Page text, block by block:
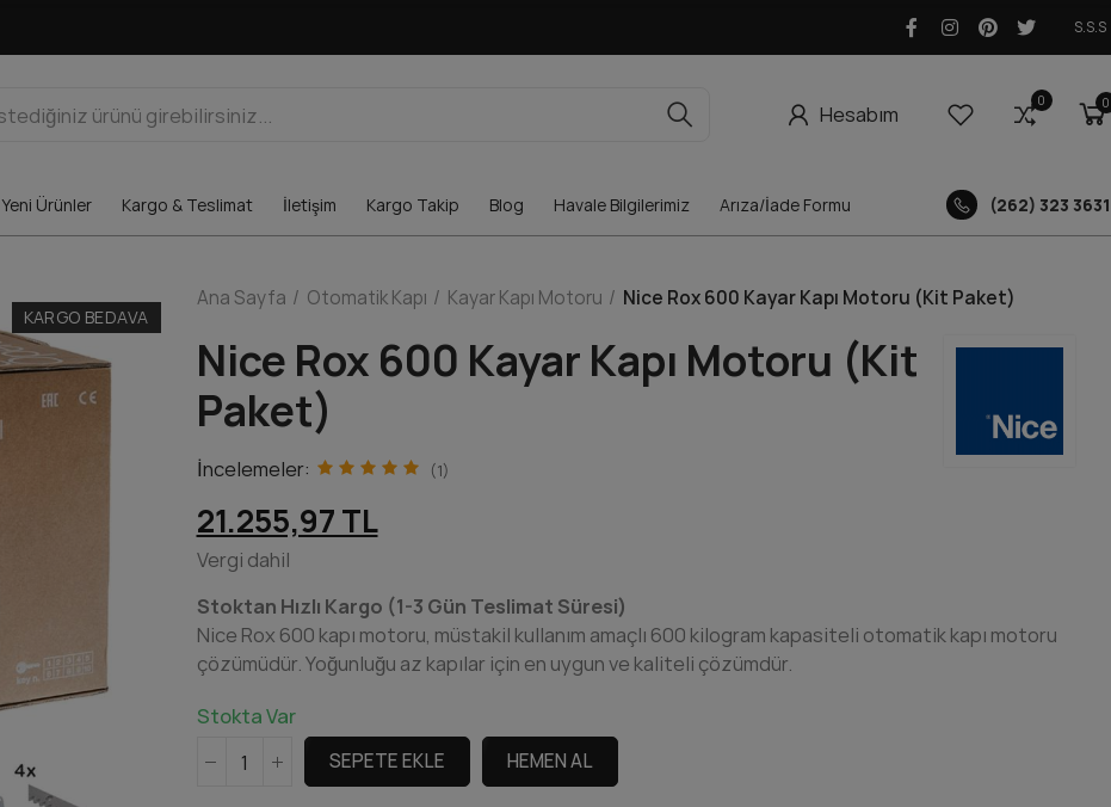
S.S.S
Hesabım
0 0
Yeni Ürünler Kargo & Teslimat İletişim Kargo Takip Blog Havale Bilgilerimiz Arıza/İade Formu (262) 323 3631
KARGO BEDAVA
Ana Sayfa Otomatik Kapı Kayar Kapı Motoru Nice Rox 600 Kayar Kapı Motoru (Kit Paket)
Nice Rox 600 Kayar Kapı Motoru (Kit
Paket)
İncelemeler: (1)
21.255,97 TL
Vergi dahil
Stoktan Hızlı Kargo (1-3 Gün Teslimat Süresi)
Nice Rox 600 kapı motoru, müstakil kullanım amaçlı 600 kilogram kapasiteli otomatik kapı motoru
çözümüdür. Yoğunluğu az kapılar için en uygun ve kaliteli çözümdür.
Stokta Var
SEPETE EKLE HEMEN AL